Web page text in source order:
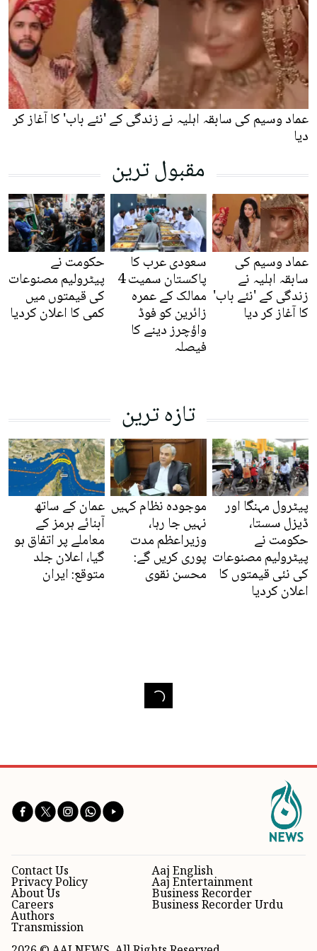
عماد وسیم کی سابقہ اہلیہ نے زندگی کے 'نئے باب' کا آغاز کر
دیا
مقبول ترین
عماد وسیم کی
سابقہ اہلیہ نے
زندگی کے 'نئے باب'
کا آغاز کر دیا
سعودی عرب کا
پاکستان سمیت 4
ممالک کے عمرہ
زائرین کو فوڈ
واؤچرز دینے کا
فیصلہ
حکومت نے
پیٹرولیم مصنوعات
کی قیمتوں میں
کمی کا اعلان کردیا
تازہ ترین
پیٹرول مہنگا اور
ڈیزل سستا،
حکومت نے
پیٹرولیم مصنوعات
کی نئی قیمتوں کا
اعلان کردیا
موجودہ نظام کہیں
نہیں جا رہا،
وزیراعظم مدت
پوری کریں گے:
محسن نقوی
عمان کے ساتھ
آبنائے ہرمز کے
معاملے پر اتفاق ہو
گیا، اعلان جلد
متوقع: ایران
Aaj English
Aaj Entertainment
Business Recorder
Business Recorder Urdu
Contact Us
Privacy Policy
About Us
Careers
Authors
Transmission